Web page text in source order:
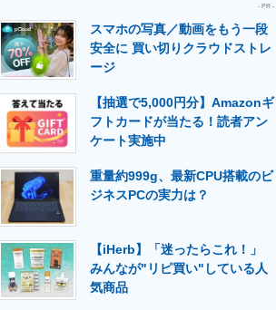
ミュニティ マーケ×ITの今がよく分かる
活用を支援
メディア 建設×テクノロジーの最前線
- PR -
スマホの写真／動画をもう一段
安全に 買い切りクラウドストレ
ージ
【抽選で5,000円分】Amazonギ
フトカードが当たる！読者アン
ケート実施中
重量約999g、最新CPU搭載のビ
ジネスPCの実力は？
【iHerb】「迷ったらこれ！」
みんなが"リピ買い"している人
気商品